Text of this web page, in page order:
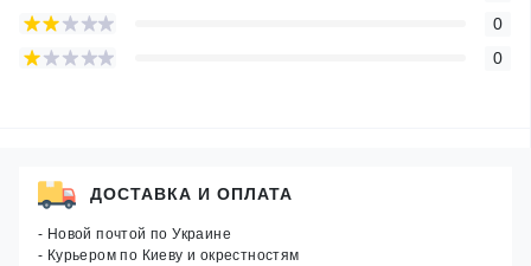
0
0
ДОСТАВКА И ОПЛАТА
- Новой почтой по Украине
- Курьером по Киеву и окрестностям